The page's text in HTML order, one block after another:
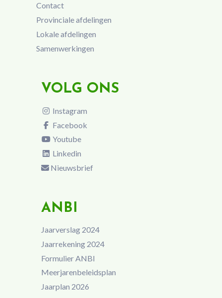
Contact
Provinciale afdelingen
Lokale afdelingen
Samenwerkingen
VOLG ONS
Instagram
Facebook
Youtube
Linkedin
Nieuwsbrief
ANBI
Jaarverslag 2024
Jaarrekening 2024
Formulier ANBI
Meerjarenbeleidsplan
Jaarplan 2026